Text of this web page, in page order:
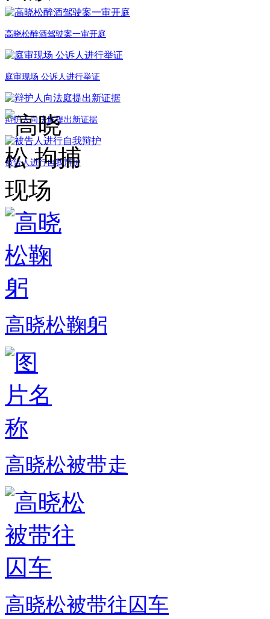
高晓松醉酒驾驶案一审开庭
庭审现场 公诉人进行举证
辩护人向法庭提出新证据
被告人进行自我辩护
高晓松鞠躬
高晓松被带走
高晓松被带往囚车